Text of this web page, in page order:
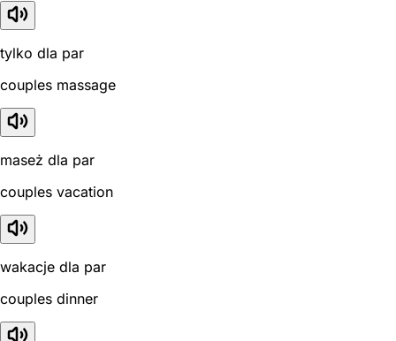
tylko dla par
couples massage
maseż dla par
couples vacation
wakacje dla par
couples dinner